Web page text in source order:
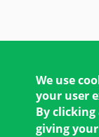
We use
your user
By
giving